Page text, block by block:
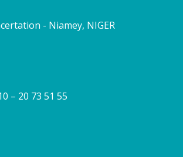
- Niamey, NIGER
– 20 73 51 55